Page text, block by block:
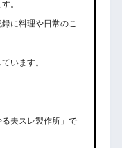
。
に料理や日常のこ
います。
夫スレ製作所」で